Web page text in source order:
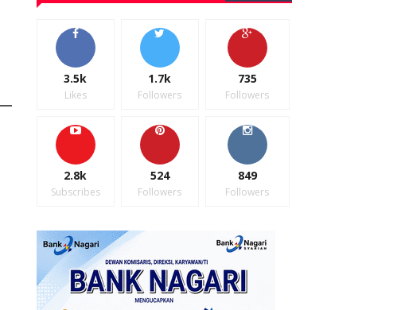
3.5k
Likes
1.7k
Followers
735
Followers
2.8k
Subscribes
524
Followers
849
Followers